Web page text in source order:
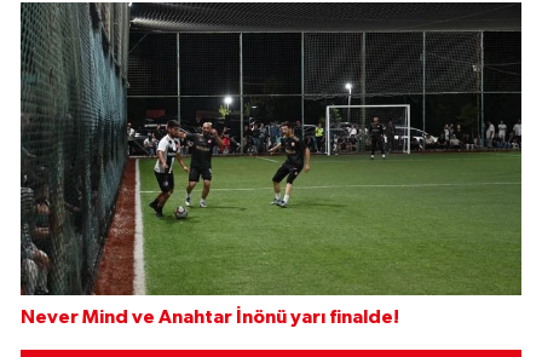
Never Mind ve Anahtar İnönü yarı finalde!